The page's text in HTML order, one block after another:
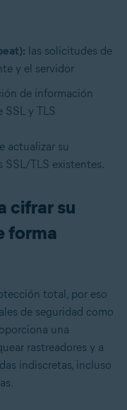
las solicitudes de
y el servidor
de información
y TLS
actualizar su
TLS existentes.
cifrar su
forma
total, por eso
de seguridad como
una
rastreadores y a
indiscretas, incluso